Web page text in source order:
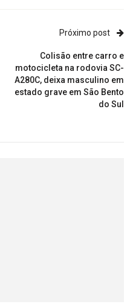
Próximo post
Colisão entre carro e
motocicleta na rodovia SC-
A280C, deixa masculino em
estado grave em São Bento
do Sul